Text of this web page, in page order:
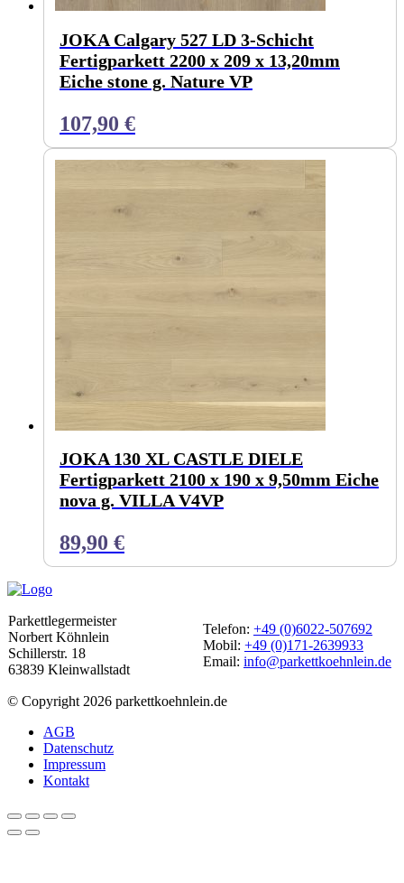
JOKA Calgary 527 LD 3-Schicht
Fertigparkett 2200 x 209 x 13,20mm
Eiche stone g. Nature VP
107,90 €
JOKA 130 XL CASTLE DIELE
Fertigparkett 2100 x 190 x 9,50mm Eiche
nova g. VILLA V4VP
89,90 €
Parkettlegermeister
Norbert Köhnlein
Schillerstr. 18
63839 Kleinwallstadt
Telefon: +49 (0)6022-507692
Mobil: +49 (0)171-2639933
Email: info@parkettkoehnlein.de
© Copyright 2026 parkettkoehnlein.de
AGB
Datenschutz
Impressum
Kontakt